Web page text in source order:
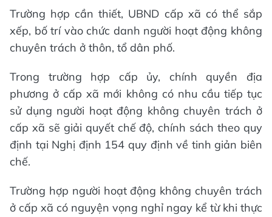
Trường hợp cần thiết, UBND cấp xã có thể sắp
xếp, bố trí vào chức danh người hoạt động không
chuyên trách ở thôn, tổ dân phố.
Trong trường hợp cấp ủy, chính quyền địa
phương ở cấp xã mới không có nhu cầu tiếp tục
sử dụng người hoạt động không chuyên trách ở
cấp xã sẽ giải quyết chế độ, chính sách theo quy
định tại Nghị định 154 quy định về tinh giản biên
chế.
Trường hợp người hoạt động không chuyên trách
ở cấp xã có nguyện vọng nghỉ ngay kể từ khi thực